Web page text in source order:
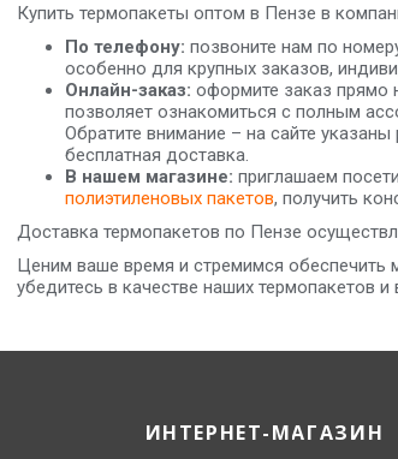
Купить термопакеты оптом в Пензе в
По телефону: позвоните нам по
особенно для крупных заказов,
Онлайн-заказ: оформите заказ прямо
позволяет ознакомиться с полным
Обратите внимание – на сайте
бесплатная доставка.
В нашем магазине: приглашаем
полиэтиленовых пакетов, получить
Доставка термопакетов по Пензе
Ценим ваше время и стремимся
убедитесь в качестве наших термопакетов
ИНТЕРНЕТ-МАГАЗИН